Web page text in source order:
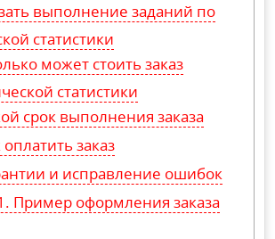
выполнение заданий по
статистики
может стоить заказ
статистики
срок выполнения заказа
оплатить заказ
и исправление ошибок
Пример оформления заказа